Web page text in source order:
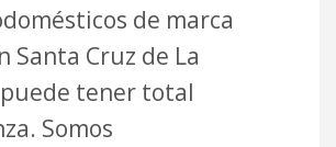
de marca
Santa Cruz de La
tener total
Somos